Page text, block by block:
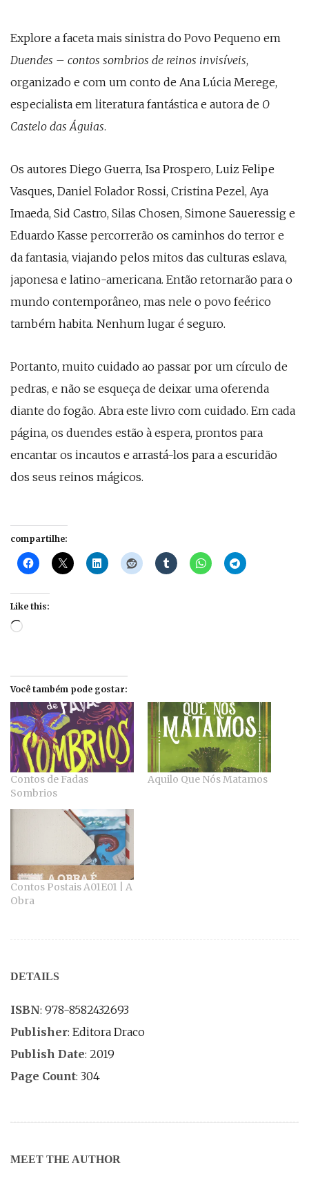
Explore a faceta mais sinistra do Povo Pequeno em
Duendes – contos sombrios de reinos invisíveis,
organizado e com um conto de Ana Lúcia Merege,
especialista em literatura fantástica e autora de O
Castelo das Águias.
Os autores Diego Guerra, Isa Prospero, Luiz Felipe
Vasques, Daniel Folador Rossi, Cristina Pezel, Aya
Imaeda, Sid Castro, Silas Chosen, Simone Saueressig e
Eduardo Kasse percorrerão os caminhos do terror e
da fantasia, viajando pelos mitos das culturas eslava,
japonesa e latino-americana. Então retornarão para o
mundo contemporâneo, mas nele o povo feérico
também habita. Nenhum lugar é seguro.
Portanto, muito cuidado ao passar por um círculo de
pedras, e não se esqueça de deixar uma oferenda
diante do fogão. Abra este livro com cuidado. Em cada
página, os duendes estão à espera, prontos para
encantar os incautos e arrastá-los para a escuridão
dos seus reinos mágicos.
compartilhe:
Like this:
Loading…
Você também pode gostar:
Contos de Fadas
Sombrios
Aquilo Que Nós Matamos
Contos Postais A01E01 | A
Obra
DETAILS
ISBN: 978-8582432693
Publisher: Editora Draco
Publish Date: 2019
Page Count: 304
MEET THE AUTHOR